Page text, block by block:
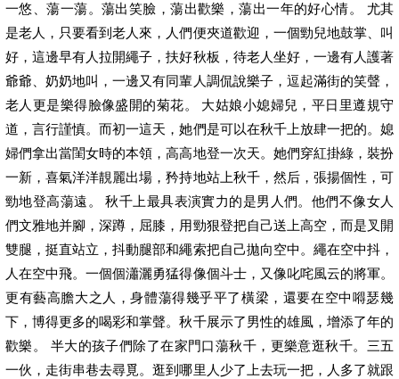
一悠、蕩一蕩。蕩出笑臉，蕩出歡樂，蕩出一年的好心情。 尤其
是老人，只要看到老人來，人們便夾道歡迎，一個勁兒地鼓掌、叫
好，這邊早有人拉開繩子，扶好秋板，待老人坐好，一邊有人護著
爺爺、奶奶地叫，一邊又有同輩人調侃說樂子，逗起滿街的笑聲，
老人更是樂得臉像盛開的菊花。 大姑娘小媳婦兒，平日里遵規守
道，言行謹慎。而初一這天，她們是可以在秋千上放肆一把的。媳
婦們拿出當閨女時的本領，高高地登一次天。她們穿紅掛綠，裝扮
一新，喜氣洋洋靚麗出場，矜持地站上秋千，然后，張揚個性，可
勁地登高蕩遠。 秋千上最具表演實力的是男人們。他們不像女人
們文雅地并腳，深蹲，屈膝，用勁狠登把自己送上高空，而是叉開
雙腿，挺直站立，抖動腿部和繩索把自己拋向空中。繩在空中抖，
人在空中飛。一個個瀟灑勇猛得像個斗士，又像叱咤風云的將軍。
更有藝高膽大之人，身體蕩得幾乎平了橫梁，還要在空中嘚瑟幾
下，博得更多的喝彩和掌聲。秋千展示了男性的雄風，增添了年的
歡樂。 半大的孩子們除了在家門口蕩秋千，更樂意逛秋千。三五
一伙，走街串巷去尋覓。逛到哪里人少了上去玩一把，人多了就跟